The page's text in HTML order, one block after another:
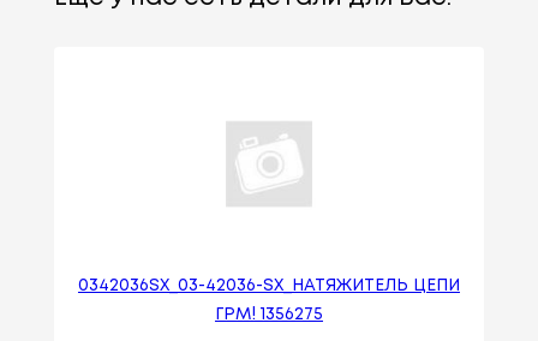
0342036SX_03-42036-SX_НАТЯЖИТЕЛЬ ЦЕПИ
ГРМ! 1356275